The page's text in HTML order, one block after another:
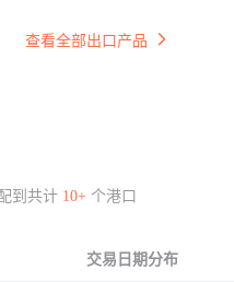
查看全部出口产品
到共计 10+个港口
交易日期分布